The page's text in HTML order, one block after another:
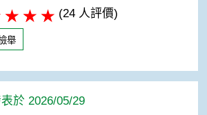
(24 人評價)
舉
於 2026/05/29